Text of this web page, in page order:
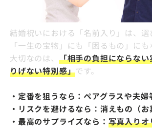
結婚祝いにおける「名前入り」は、選
「一生の宝物」にも「困るもの」にも
大切なのは、 「相手の負担にならない
りげない特別感」です。
・定番を狙うなら：ペアグラスや夫婦
・リスクを避けるなら：消えもの（お
・最高のサプライズなら： 写真入り